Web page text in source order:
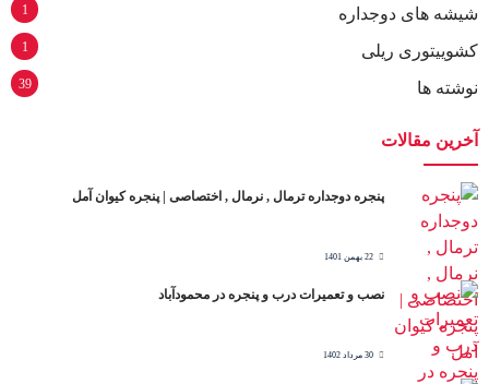
شیشه های دوجداره 1
کشوییتوری ریلی 1
نوشته ها 39
آخرین مقالات
پنجره دوجداره ترمال , نرمال , اختصاصی | پنجره کیوان آمل
22 بهمن 1401
نصب و تعمیرات درب و پنجره در محمودآباد
30 مرداد 1402